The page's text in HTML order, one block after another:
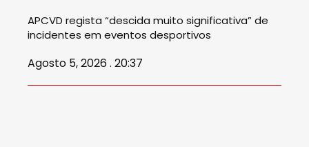
APCVD regista “descida muito significativa” de
incidentes em eventos desportivos
Agosto 5, 2026 . 20:37